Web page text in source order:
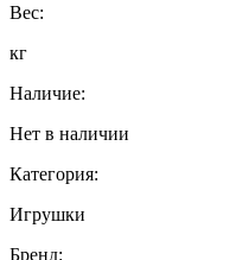
Вес:
кг
Наличие:
Нет в наличии
Категория:
Игрушки
Бренд: